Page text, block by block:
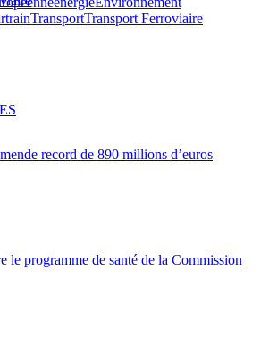
trainTransportTransport Ferroviaire
record de 890 millions d’euros
le programme de santé de la Commission